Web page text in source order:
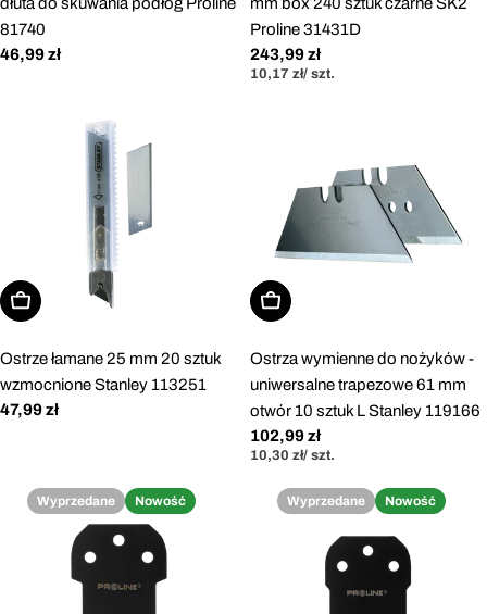
dłuta do skuwania podłóg Proline
81740
Cena
46,99 zł
mm box 240 sztuk czarne SK2
Proline 31431D
Cena
regularna
243,99 zł
Cena
10,17 zł/za
szt.
Dodaj do koszyka
Ostrze łamane 25 mm 20 sztuk
wzmocnione Stanley 113251
Cena
47,99 zł
Dodaj do koszyka
Ostrza wymienne do nożyków -
uniwersalne trapezowe 61 mm
otwór 10 sztuk L Stanley 119166
Cena
regularna
102,99 zł
Cena
10,30 zł/za
szt.
Wyprzedane Nowość Wyprzedane Nowość